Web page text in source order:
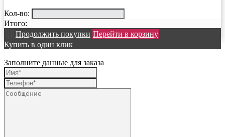
Кол-во:
Итого:
Продолжить покупки Перейти в корзину
Купить в один клик
Заполните данные для заказа